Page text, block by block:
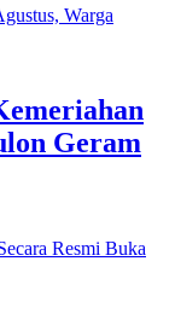
Geram